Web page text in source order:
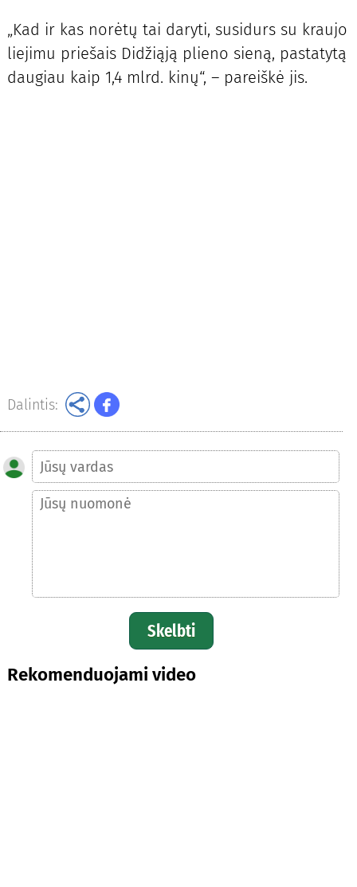
„Kad ir kas norėtų tai daryti, susidurs su kraujo
liejimu priešais Didžiąją plieno sieną, pastatytą
daugiau kaip 1,4 mlrd. kinų“, – pareiškė jis.
Dalintis:
Skelbti
Rekomenduojami video